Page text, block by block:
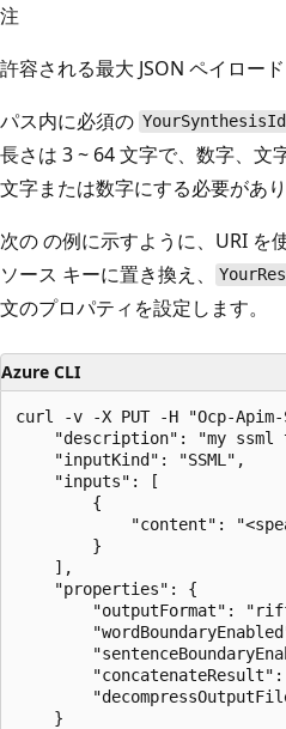
注
許容される最大 JSON ペイロー
パス内に必須の YourSynthesisId
長さは 3 ~ 64 文字で、数字、文
文字または数字にする必要があり
次の の例に示すように、URI を
ソース キーに置き換え、
文のプロパティを設定します。
Azure CLI
curl -v -X PUT -H "Ocp-
"description": "my ssml
    "inputKind": "SSML",
    "inputs": [
        {
"content":
        }
    ],
    "properties": {
"outputFormat":
"concatenateResult":
    }